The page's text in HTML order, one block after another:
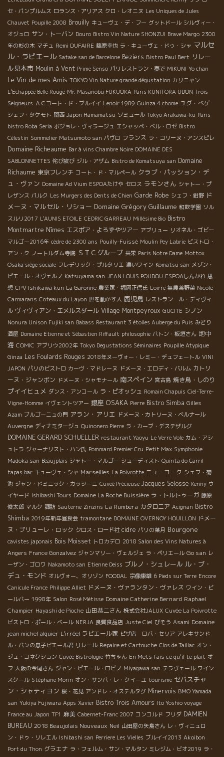
セ・パンプルムス ロランス・アリアス クロ・レオニヌ Les Uniques de Jules
Chauvet Poupille 2008 Brouilly キューヴェ・デ・フー グットドール シルヴィー・
オジュロ サン・トーバン Douro Bistro Vin Nature SHONZUI Brave Margo 2300
年の杉の木 マチュ Remi DUFAIRE 藤原幸也 ラ・キューヴェ・ドゥ・シャ マルセ
ル・ラピエ－ル Satake san de Barcelone Beziers Bistro Paul Bert リレー
ル見本市 Moulin à Vent Prime Senso パリレストラン・奏で MIKUNI Yo chan
Le Vin de mes Amis TOKYO Vin Nature grande dégustation カリニャン
L'Echappée Belle Rouge Mr. Masanobu FUKUOKA Paris KUNITORA UDON Trois
Seigneurs ＡＣコート・ド・ブルイイ Lenoir 1989 Guinza 4 chome ユグ・べゲ
シェフ・タケモト 関西 Japon Hamamatsu ソミュール Tokyo Arakawa-ku Paris
bistro Roba Seria ボジョレ・ヴィラージュ エシャッペ・ベル・ロゼ Bistro
Célestin Sommelier Matsumoto san パヴロ フランス ラ・コリーヌ・アンスピレ
Domaine Richeaume Bar à vins Chambre Noire DOMAINE DES
SABLONNETTES 侘び寂び ジル・アザム Bistro de Komatsuya san Domaine
Richaume 東京フレンチ コート・ド・マルペール クラブ・パッション・デ
ュ・ヴァン Domaine Ad Vium ESPOAたけや セロス ラモンさん シャトー・プ
レザンス パルク Les Murgers des Dents de Chien Garde Robe シェフ・紺野 ド
メーヌ・マルセル・リショー Domaine Grégory Guillaume 和飲学園 ソル
スルリ2017 L'AUNIS ETOILE CEDRIC GARREAU Millésime Bio Bistro
Montmartre Nîmes エスポア・よろずやツアー アブリュー リオネル・ゴビー
マルゴー2016年 cèdre de 2300 ans Pouilly-Fuissé Moulin Pey Labrie ビストロ・
アン・ク ノートルダム寺院 ＳＴＣグループ 共栄 Paris Notre Dame Mottox
Osaka siège sociale フレデリック・プルタリエ 濃いワイン Komatsu san メゾン・
ピエール・オヴェルノ Katsuyama san JEAN LOUIS POUDOU ESPOAしんかわ 思
想 CPV Ishikawa kun La Garonne 農業家・福岡正信氏 Loirre 無農薬野菜 Nicole
Carmarans Coteaux du Layon 世を動かす人 鹿児島 レストラン ル・ディヴィ
ル ヴィヴィアン・エメルスダール Village Montpeyroux GUCITE シノン
Nonura Unison Fujiki san Babass Restaurant 3 étoiles Auberge du Puis みどり
酒屋 Domaine Etienne et Sébastien Riffault philosophie バトン・板垣さん 地中
海 COMIC アブリウ2002年 Tokyo Degustations Séminaires Poupille Atypique
Ginza Les Foulards Rouges 2018年ヌーヴォー・レミー・デュフェートル VINI
JAPON パリのビストロ カーヴ・マドレーヌ ドメーヌ・エロディ・バルム カトリ
ーヌ・ジャンボン ドメーヌ・シャモナール 南スペイン 宮古島 焼き鳥・しのり
プイイヒュメ ダンス・アンコール ラ・ピオッシュ Romain Chapuis Ciel-Terre-
Vigne-Homme イヴェントツアー 銀座 OSAKA Pierre Bistro Simba Gilles
Azam ブルゴーニュの門 アラン・アリエ ドメーヌ・カトリーヌ・ベルナール
Auvergne ディナミタージュ Quinonero Pierre ラ・カーブ・デステザルグ
DOMAINE GERARD SCHUELLER restaurant Yaoyu Le Verre Vole カム・アシ
ュトラ ジャーナリスト・ハン氏 Pommard Premier Cru Petit Max Symphonie
Madoka san Beaujplais シャトー・マルゴー シューディスト Quinta do Carril
tapas bar キューヴェ・シャ Marseilles La Poivrotte ニューヨーク シェフ・菊
池 ジャン・ドミニック・カッシーニ Cuveé Précieuse Jacques Selosse Kenny ウ
イヤード Ishibashi Tours Domaine La Roche Buissière ラ・トルトゥーガ 藤原
俊太郎 マルク 諏訪 Sauterne Zinzins La Rumbera カタロニア Acignan Bistro
Shimba 2019年新年昼食会 tramontane DOMAINE OVERNOY HOUILLON ドメー
ヌ・プリューレ・ロック クロス・ロード社 cidre パリの葉月 Bourgone
cavistes japonais Bois Moisset トロカデロ 2018 Salon des Vins Natures à
Angers France Gonzalvez ジャンマリー・ヴェルジェ ラ・ペリエール Go san レ
ーザン・ゴロワ Nakamoto san Etienne Deiss ブルノ・シュレール ル・ブ・
デュ・モンド オルヴォー、オリゾン FOODAL 宗像康雄 6 Pieds sur Terre Encore
Canicule France Philippe Alliet ドメーヌ・ヴァランタン・ヴァレス ワイン・ビ
ールバー 1998年 Salon Rosé Métisse Domaine Catherine Bernard Raphael
Champier Hayashi de Pioche 山田恭二さん 株式会社JALUX Cuvée La Poivrotte
ビストロ・ポール・ベール NERJA 良質食品店 Juste Ciel びそう Asami Domaine
jean michel alquier L'irréel ラピエール家 ピザ店 ロバ・セリア アレキサンド
ル・バンの息子ピエール君 リレール Repaire et Cartouche Clos de Taillac オン・
ジュ・コネクション Cuvée Bistrologie 竹ちゃん En Mets fais ce qu'il te plait オ
フ 大阪の今尾さん ジャン・ピエール・ロビノ Miyagawa san テラヴェール ワイン
スクール Stéphane Morin オン・サンバ・レ・クイーユ tourisme セバスチャ
ン・シャティヨン 桜・花見 アンドレ・オステルタグ Minervois BMO Yamada
san Yukiya Fujiwara Apps Xavier Bistro Trois Amours Ito Yoshio voyage
France au Japon TF1 麻美 Cabernet-Franc 2007 コンコルド フリダ DAMIEN
BUREAU 2018 Beaujolais Nouveaux Neil 山田屋の矢島さん レ・ヴィニュロ
ン・ドゥ・リレエル Ishibashi san Perriere Les Vielles ブルイイ2013 Akoibon
Port du Thon グラエナ ラ・フェルム・サン・マルタン ミレジム・ビオ2019 ラ・